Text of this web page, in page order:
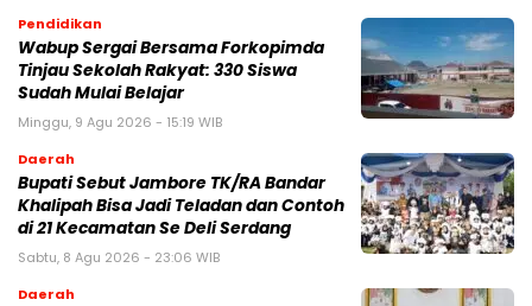
Pendidikan
Wabup Sergai Bersama Forkopimda
Tinjau Sekolah Rakyat: 330 Siswa
Sudah Mulai Belajar
Minggu, 9 Agu 2026 - 15:19 WIB
Daerah
Bupati Sebut Jambore TK/RA Bandar
Khalipah Bisa Jadi Teladan dan Contoh
di 21 Kecamatan Se Deli Serdang
Sabtu, 8 Agu 2026 - 23:06 WIB
Daerah